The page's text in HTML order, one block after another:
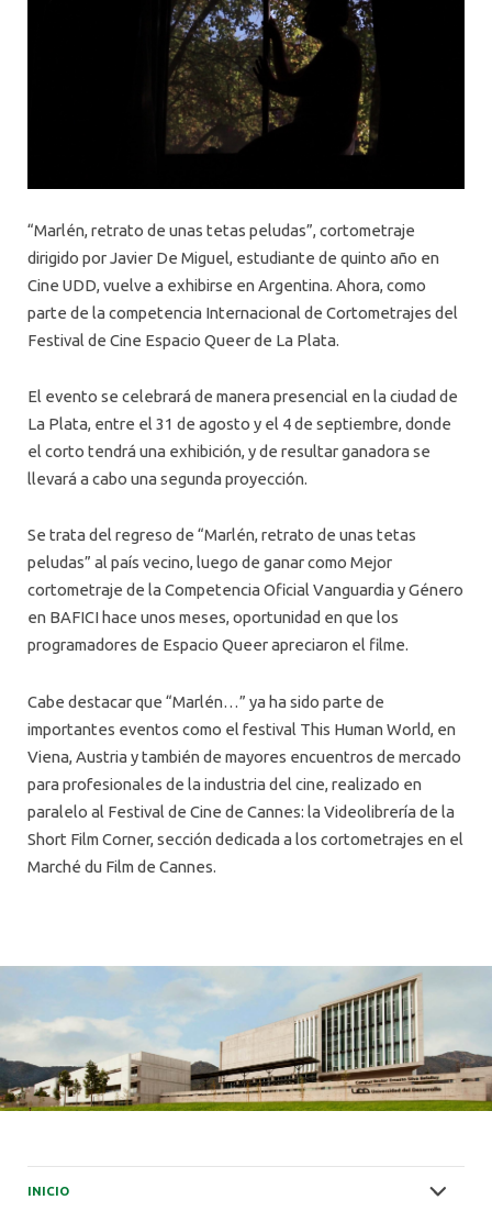
“Marlén, retrato de unas tetas peludas”, cortometraje
dirigido por Javier De Miguel, estudiante de quinto año en
Cine UDD, vuelve a exhibirse en Argentina. Ahora, como
parte de la competencia Internacional de Cortometrajes del
Festival de Cine Espacio Queer de La Plata.
El evento se celebrará de manera presencial en la ciudad de
La Plata, entre el 31 de agosto y el 4 de septiembre, donde
el corto tendrá una exhibición, y de resultar ganadora se
llevará a cabo una segunda proyección.
Se trata del regreso de “Marlén, retrato de unas tetas
peludas” al país vecino, luego de ganar como Mejor
cortometraje de la Competencia Oficial Vanguardia y Género
en BAFICI hace unos meses, oportunidad en que los
programadores de Espacio Queer apreciaron el filme.
Cabe destacar que “Marlén…” ya ha sido parte de
importantes eventos como el festival This Human World, en
Viena, Austria y también de mayores encuentros de mercado
para profesionales de la industria del cine, realizado en
paralelo al Festival de Cine de Cannes: la Videolibrería de la
Short Film Corner, sección dedicada a los cortometrajes en el
Marché du Film de Cannes.
INICIO